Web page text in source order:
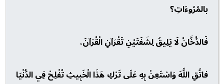
بالمُرُوءَاتِ؟
فَالدُّخَّانُ لَا يَلِيقُ لِشَفَتَيْنِ تَقْرَآنِ الْقُرْآنَ،
فاتَّقِ اللَّهَ وَاسْتَعِنْ بِهِ عَلَى تَرْكِ هَذَا الْخَبِيثِ تُفْلِحْ فِي الدُّنْيَا